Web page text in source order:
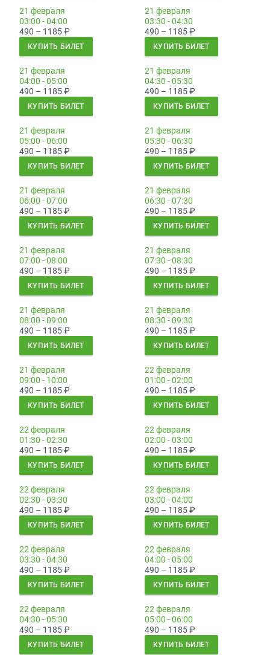
21 февраля
03:00 - 04:00
490 – 1185₽
КУПИТЬ БИЛЕТ
21 февраля
03:30 - 04:30
490 – 1185₽
КУПИТЬ БИЛЕТ
21 февраля
04:00 - 05:00
490 – 1185₽
КУПИТЬ БИЛЕТ
21 февраля
04:30 - 05:30
490 – 1185₽
КУПИТЬ БИЛЕТ
21 февраля
05:00 - 06:00
490 – 1185₽
КУПИТЬ БИЛЕТ
21 февраля
05:30 - 06:30
490 – 1185₽
КУПИТЬ БИЛЕТ
21 февраля
06:00 - 07:00
490 – 1185₽
КУПИТЬ БИЛЕТ
21 февраля
06:30 - 07:30
490 – 1185₽
КУПИТЬ БИЛЕТ
21 февраля
07:00 - 08:00
490 – 1185₽
КУПИТЬ БИЛЕТ
21 февраля
07:30 - 08:30
490 – 1185₽
КУПИТЬ БИЛЕТ
21 февраля
08:00 - 09:00
490 – 1185₽
КУПИТЬ БИЛЕТ
21 февраля
08:30 - 09:30
490 – 1185₽
КУПИТЬ БИЛЕТ
21 февраля
09:00 - 10:00
490 – 1185₽
КУПИТЬ БИЛЕТ
22 февраля
01:00 - 02:00
490 – 1185₽
КУПИТЬ БИЛЕТ
22 февраля
01:30 - 02:30
490 – 1185₽
КУПИТЬ БИЛЕТ
22 февраля
02:00 - 03:00
490 – 1185₽
КУПИТЬ БИЛЕТ
22 февраля
02:30 - 03:30
490 – 1185₽
КУПИТЬ БИЛЕТ
22 февраля
03:00 - 04:00
490 – 1185₽
КУПИТЬ БИЛЕТ
22 февраля
03:30 - 04:30
490 – 1185₽
КУПИТЬ БИЛЕТ
22 февраля
04:00 - 05:00
490 – 1185₽
КУПИТЬ БИЛЕТ
22 февраля
04:30 - 05:30
490 – 1185₽
КУПИТЬ БИЛЕТ
22 февраля
05:00 - 06:00
490 – 1185₽
КУПИТЬ БИЛЕТ